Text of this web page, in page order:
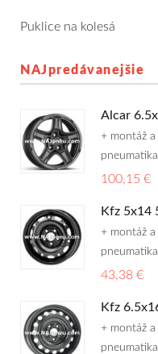
Dodávkové + malé
Celoročné
Osobné/crossover +
SUV/crossover +
Dodávkové + malé
Disky
Hliníkové / ALU disky /
Puklice na kolesá
Puklice na kolesá
NAJpredávanejšie
Alcar
+ montáž a
100,15 €
Kfz 5x14
+ montáž a
43,38 €
Kfz
+ montáž a